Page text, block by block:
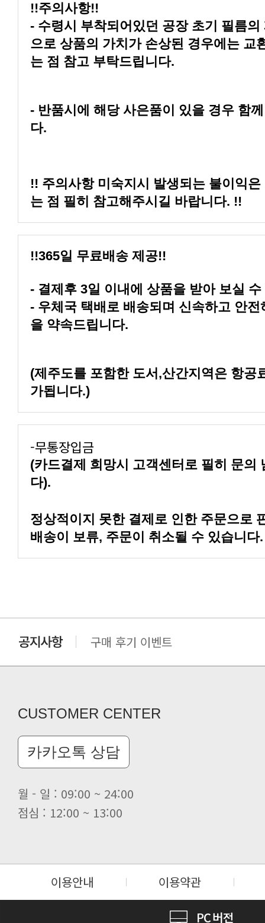
!!주의사항!!
는 점 참고 부탁드립니다.
다.
는 점 필히 참고해주시길 바랍니다. !!
!!365일 무료배송 제공!!
- 결제후 3일 이내에 상품을 받아 보실
을 약속드립니다.
가됩니다.)
-무통장입금
다).
배송이 보류, 주문이 취소될 수 있습니다.
클린 공장명 변경
CUSTOMER CENTER
카카오톡 상담
월 - 일 : 09:00 ~ 24:00
점심 : 12:00 ~ 13:00
이용안내 이용약관